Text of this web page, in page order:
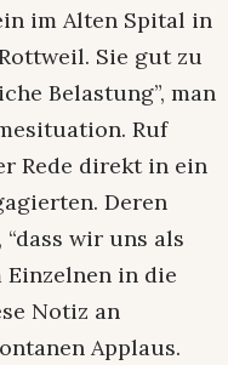
im Alten Spital in
Sie gut zu
Belastung”, man
Ruf
Rede direkt in ein
Deren
wir uns als
in die
Notiz an
Applaus.